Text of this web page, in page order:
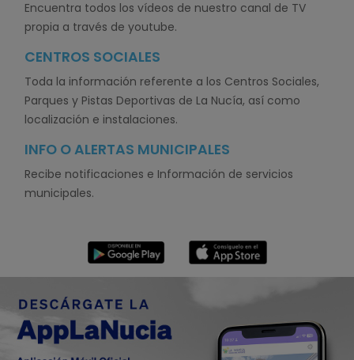
Encuentra todos los vídeos de nuestro canal de TV
propia a través de youtube.
CENTROS SOCIALES
Toda la información referente a los Centros Sociales,
Parques y Pistas Deportivas de La Nucía, así como
localización e instalaciones.
INFO O ALERTAS MUNICIPALES
Recibe notificaciones e Información de servicios
municipales.